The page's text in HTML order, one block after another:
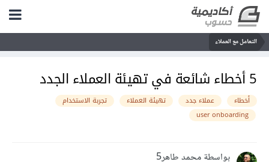
التعامل مع العملاء
5 أخطاء شائعة في تهيئة العملاء الجدد
أخطاء عملاء جدد تهيئة العملاء
تجربة الاستخدام
user onboarding
بواسطة محمد طاهر5